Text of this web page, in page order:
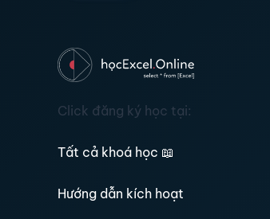
Click đăng ký học tại:
Tất cả khoá học 📖
Hướng dẫn kích hoạt